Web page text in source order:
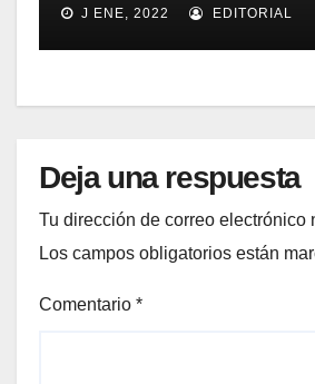
web XML de Apache
J ENE, 2022 EDITORIAL
Deja una respuesta
Tu dirección de correo electrónico
Los campos obligatorios están
Comentario *